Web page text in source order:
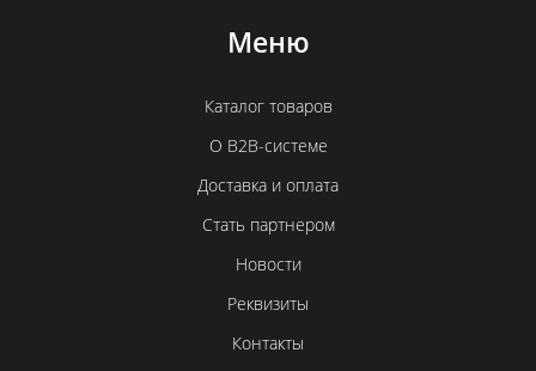
Меню
Каталог товаров
О B2B-системе
Доставка и оплата
Стать партнером
Новости
Реквизиты
Контакты